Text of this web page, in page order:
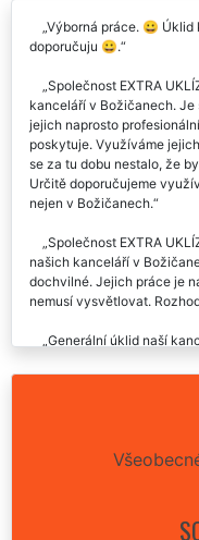
Výborná práce. 😀 Úklid
doporučuju 😀.
Společnost EXTRA
kanceláří v Božičanech.
jejich naprosto
poskytuje. Využíváme
se za tu dobu nestalo, že
Určitě doporučujeme
nejen v Božičanech.
Společnost EXTRA
našich kanceláří v
dochvilné. Jejich práce je
nemusí vysvětlovat.
Generální úklid naší
služeb této úklidové firmy
výborně. Přesto že jsme
neděli, nebyl to žádný
můžeme každému
Po rekonstrukci jsme